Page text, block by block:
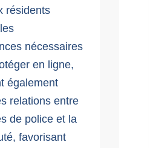
résidents
nécessaires
en ligne,
également
relations entre
de police et la
favorisant